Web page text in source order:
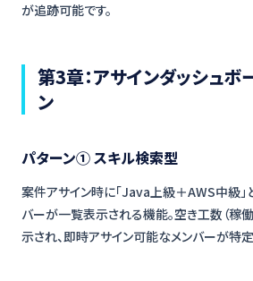
が追跡可能です。
第3章：アサインダッシュ
ン
パターン① スキル検索型
案件アサイン時に「Java上級＋AWS中級」
バーが一覧表示される機能。空き工数（稼
示され、即時アサイン可能なメンバーが特定